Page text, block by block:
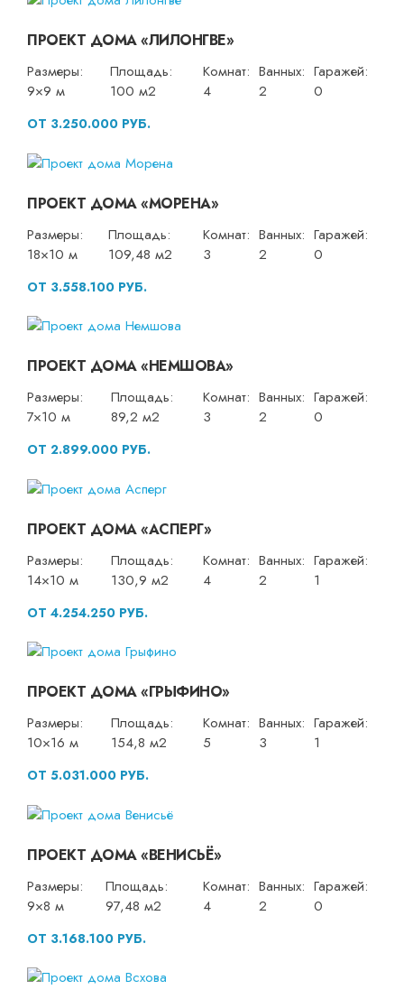
ПРОЕКТ ДОМА «ЛИЛОНГВЕ»
Размеры:
9×9 м
Площадь:
100 м2
Комнат:
4
Ванных:
2
Гаражей:
0
ОТ 3.250.000 РУБ.
ПРОЕКТ ДОМА «МОРЕНА»
Размеры:
18×10 м
Площадь:
109,48 м2
Комнат:
3
Ванных:
2
Гаражей:
0
ОТ 3.558.100 РУБ.
ПРОЕКТ ДОМА «НЕМШОВА»
Размеры:
7×10 м
Площадь:
89,2 м2
Комнат:
3
Ванных:
2
Гаражей:
0
ОТ 2.899.000 РУБ.
ПРОЕКТ ДОМА «АСПЕРГ»
Размеры:
14×10 м
Площадь:
130,9 м2
Комнат:
4
Ванных:
2
Гаражей:
1
ОТ 4.254.250 РУБ.
ПРОЕКТ ДОМА «ГРЫФИНО»
Размеры:
10×16 м
Площадь:
154,8 м2
Комнат:
5
Ванных:
3
Гаражей:
1
ОТ 5.031.000 РУБ.
ПРОЕКТ ДОМА «ВЕНИСЬЁ»
Размеры:
9×8 м
Площадь:
97,48 м2
Комнат:
4
Ванных:
2
Гаражей:
0
ОТ 3.168.100 РУБ.